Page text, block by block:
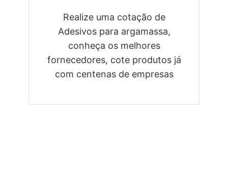
Realize uma cotação de
Adesivos para argamassa,
conheça os melhores
fornecedores, cote produtos já
com centenas de empresas